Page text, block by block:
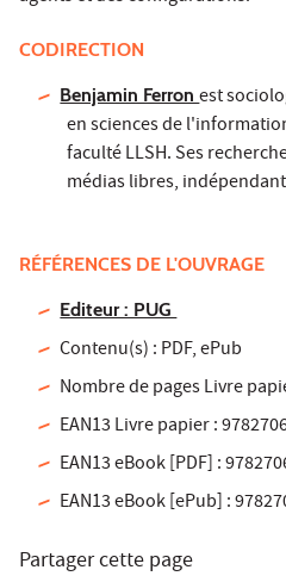
CODIRECTION
Benjamin Ferronest
en sciences de
faculté LLSH. Ses
médias libres,
RÉFÉRENCES DE L'OUVRAGE
Editeur : PUG
Contenu(s) : PDF, ePub
Nombre de pages Livre
EAN13 Livre papier :
EAN13 eBook [PDF] :
EAN13 eBook [ePub] :
Partager cette page